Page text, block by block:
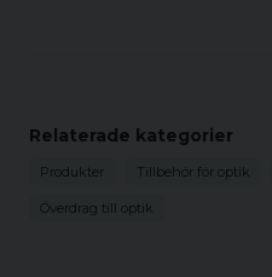
Relaterade kategorier
Produkter Tillbehör för optik
Överdrag till optik